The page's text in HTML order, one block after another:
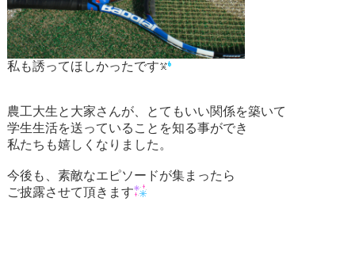
私も誘ってほしかったです
農工大生と大家さんが、とてもいい関係を築いて
学生生活を送っていることを知る事ができ
私たちも嬉しくなりました。
今後も、素敵なエピソードが集まったら
ご披露させて頂きます